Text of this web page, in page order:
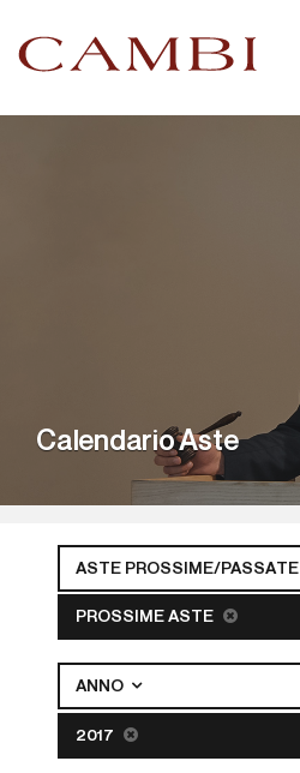
Calendario Aste
ASTE PROSSIME/PASSATE
PROSSIME ASTE
ANNO
2017